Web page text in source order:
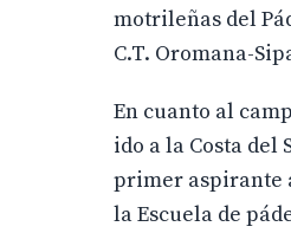
motrileñas del
C.T. Oromana-
En cuanto al
ido a la Costa del
primer aspirante
la Escuela de